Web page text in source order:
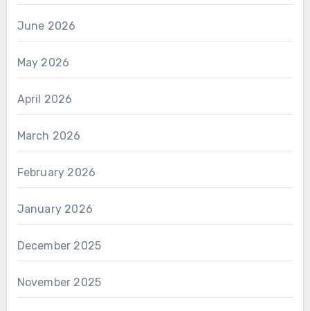
June 2026
May 2026
April 2026
March 2026
February 2026
January 2026
December 2025
November 2025